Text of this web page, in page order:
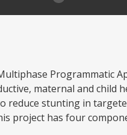
Programmatic
maternal and child
stunting in
project has four